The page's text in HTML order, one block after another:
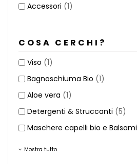
Accessori (1)
COSA CERCHI?
Viso (1)
Bagnoschiuma Bio (1)
Aloe vera (1)
Detergenti & Struccanti (5)
Maschere capelli bio e Balsami
Mostra tutto